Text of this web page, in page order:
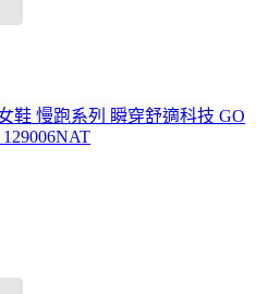
鞋 慢跑系列 瞬穿舒適科技 GO